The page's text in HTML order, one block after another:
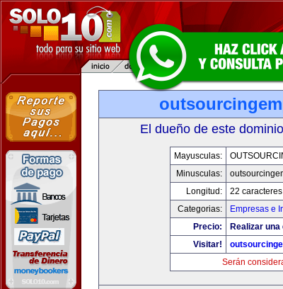
El dueño de este
Mayusculas:
Minusculas:
Longitud:
22 caracteres
Categorias:
Empresas e
Precio:
Realizar una
Visitar!
Serán